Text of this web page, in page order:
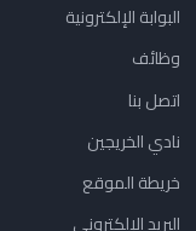
البوابة الإلكترونية
وظائف
اتصل بنا
نادي الخريجين
خريطة الموقع
البريد الإلكتروني